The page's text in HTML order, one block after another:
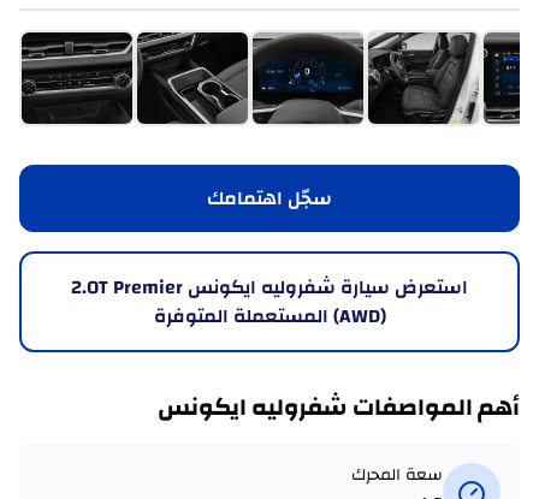
سجّل اهتمامك
استعرض سيارة شفروليه ايكونس 2.0T Premier
(AWD) المستعملة المتوفرة
أهم المواصفات شفروليه ايكونس
سعة المحرك